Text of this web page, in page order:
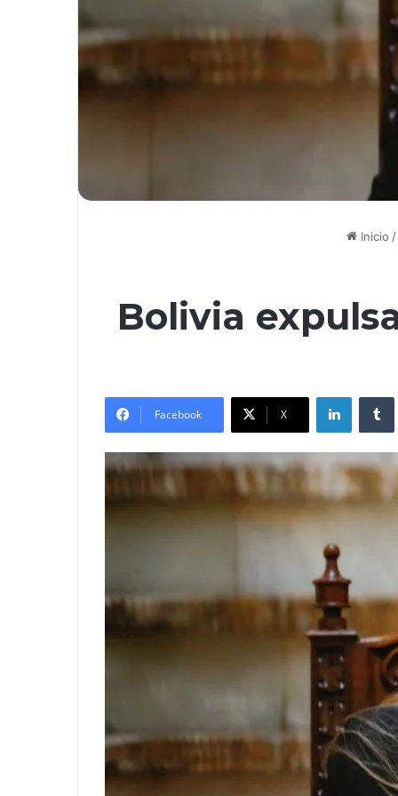
Inicio /
Bolivia
Facebook X